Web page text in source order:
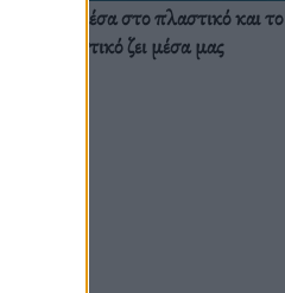
Ζούμε ήδη μέσα στο πλαστικό και το
πλαστικό ζει μέσα μας